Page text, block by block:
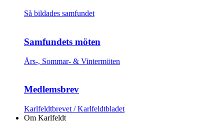
Så bildades samfundet
Samfundets möten
Års-, Sommar- & Vintermöten
Medlemsbrev
Karlfeldtbrevet / Karlfeldtbladet
Om Karlfeldt